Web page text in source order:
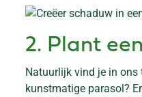
2. Plant
Natuurlijk vind je in ons
kunstmatige parasol?